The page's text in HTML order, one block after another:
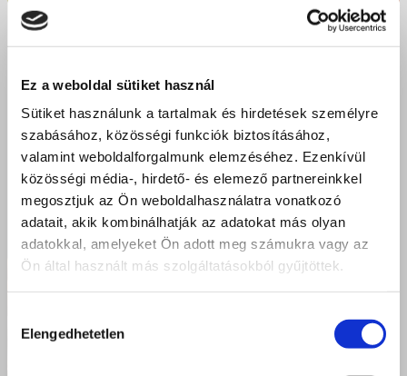
Ez a weboldal sütiket használ
Sütiket használunk a tartalmak és hirdetések személyre
szabásához, közösségi funkciók biztosításához,
valamint weboldalforgalmunk elemzéséhez. Ezenkívül
közösségi média-, hirdető- és elemező partnereinkkel
megosztjuk az Ön weboldalhasználatra vonatkozó
adatait, akik kombinálhatják az adatokat más olyan
adatokkal, amelyeket Ön adott meg számukra vagy az
Ön által használt más szolgáltatásokból gyűjtöttek.
kiválasztása
Elengedhetetlen